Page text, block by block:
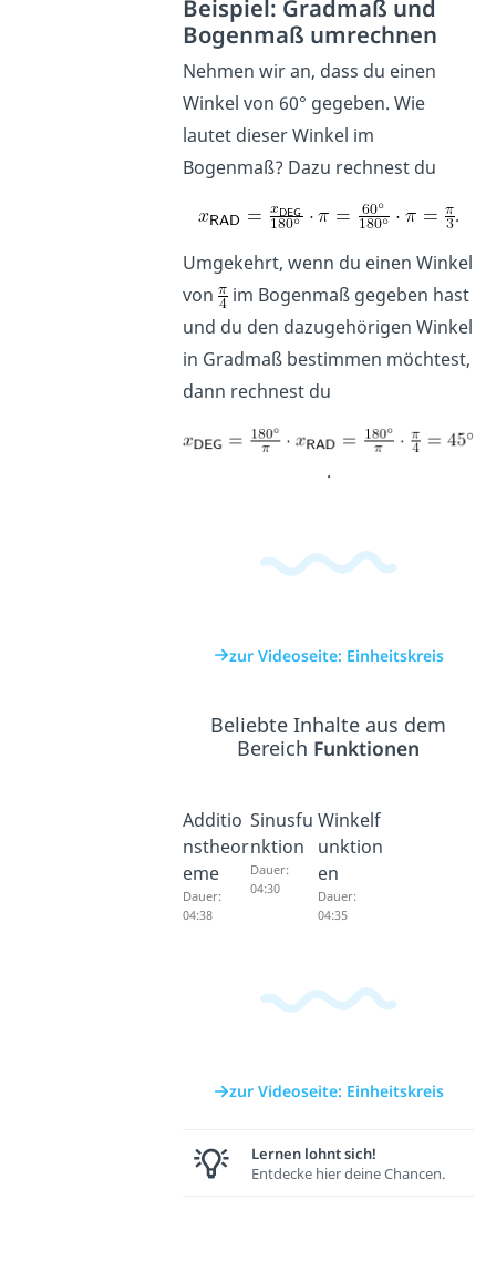
Beispiel: Gradmaß und
Bogenmaß umrechnen
Nehmen wir an, dass du einen
Winkel von 60° gegeben. Wie
lautet dieser Winkel im
Bogenmaß? Dazu rechnest du
.
Umgekehrt, wenn du einen Winkel
von
im Bogenmaß gegeben hast
und du den dazugehörigen Winkel
in Gradmaß bestimmen möchtest,
dann rechnest du
.
zur Videoseite: Einheitskreis
Beliebte Inhalte aus dem
Bereich Funktionen
Additio
nstheor
eme
Dauer:
04:38
Sinusfu
nktion
Dauer:
04:30
Winkelf
unktion
en
Dauer:
04:35
zur Videoseite: Einheitskreis
Lernen lohnt sich!
Entdecke hier deine Chancen.